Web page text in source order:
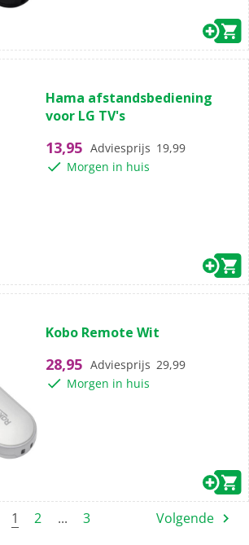
van
de
sterren.
Hama afstandsbediening
voor LG TV's
13,95 Adviesprijs 19,99
Morgen in huis
van
5
sterren.
Kobo Remote Wit
28,95 Adviesprijs 29,99
Morgen in huis
1 2 ... 3 Volgende